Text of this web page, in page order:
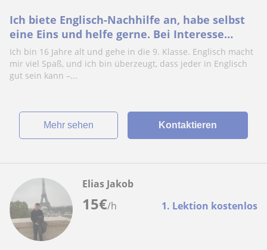
Ich biete Englisch-Nachhilfe an, habe selbst
eine Eins und helfe gerne. Bei Interesse
einfach melden!
Ich bin 16 Jahre alt und gehe in die 9. Klasse. Englisch macht
mir viel Spaß, und ich bin überzeugt, dass jeder in Englisch
gut sein kann –...
Mehr sehen Kontaktieren
15€/h 1. Lektion kostenlos
Elias Jakob